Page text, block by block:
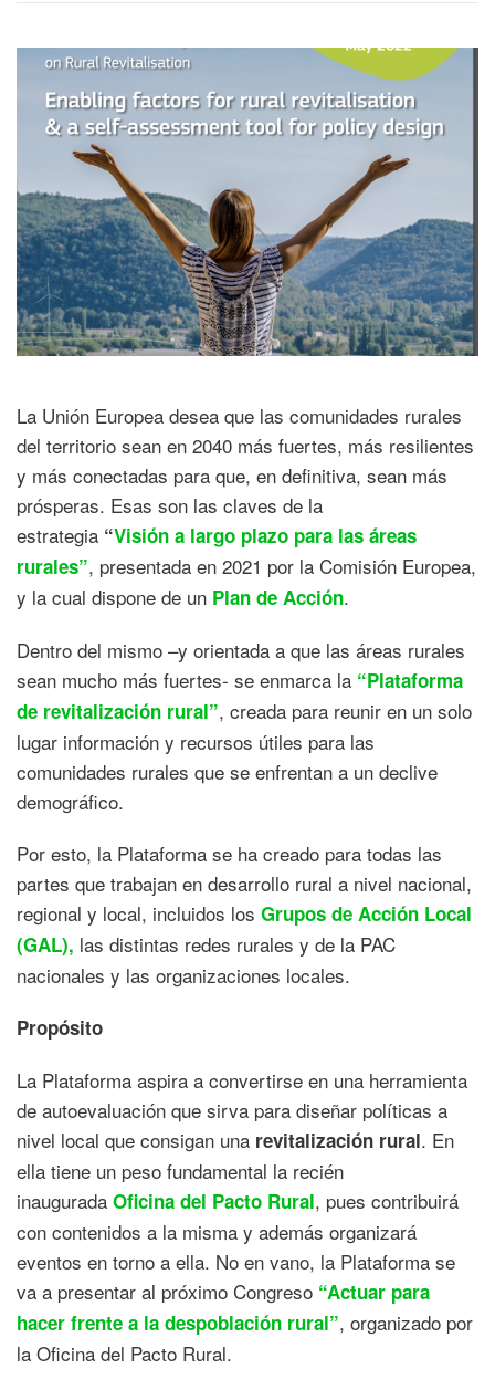
La Unión Europea desea que las comunidades rurales
del territorio sean en 2040 más fuertes, más resilientes
y más conectadas para que, en definitiva, sean más
prósperas. Esas son las claves de la
estrategia “Visión a largo plazo para las áreas
rurales”, presentada en 2021 por la Comisión Europea,
y la cual dispone de un Plan de Acción.
Dentro del mismo –y orientada a que las áreas rurales
sean mucho más fuertes- se enmarca la “Plataforma
de revitalización rural”, creada para reunir en un solo
lugar información y recursos útiles para las
comunidades rurales que se enfrentan a un declive
demográfico.
Por esto, la Plataforma se ha creado para todas las
partes que trabajan en desarrollo rural a nivel nacional,
regional y local, incluidos los Grupos de Acción Local
(GAL), las distintas redes rurales y de la PAC
nacionales y las organizaciones locales.
Propósito
La Plataforma aspira a convertirse en una herramienta
de autoevaluación que sirva para diseñar políticas a
nivel local que consigan una revitalización rural. En
ella tiene un peso fundamental la recién
inaugurada Oficina del Pacto Rural, pues contribuirá
con contenidos a la misma y además organizará
eventos en torno a ella. No en vano, la Plataforma se
va a presentar al próximo Congreso “Actuar para
hacer frente a la despoblación rural”, organizado por
la Oficina del Pacto Rural.